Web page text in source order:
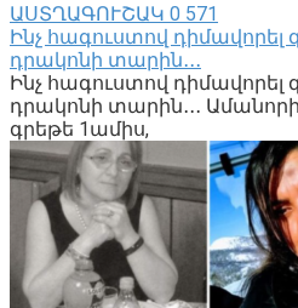
ԱՍՏՂԱԳՈՒՇԱԿ 0 571
Ինչ հագուստով
դրակոնի տարին․․․
Ինչ հագուստով
դրակոնի տարին․․․
գրեթե 1ամիս,